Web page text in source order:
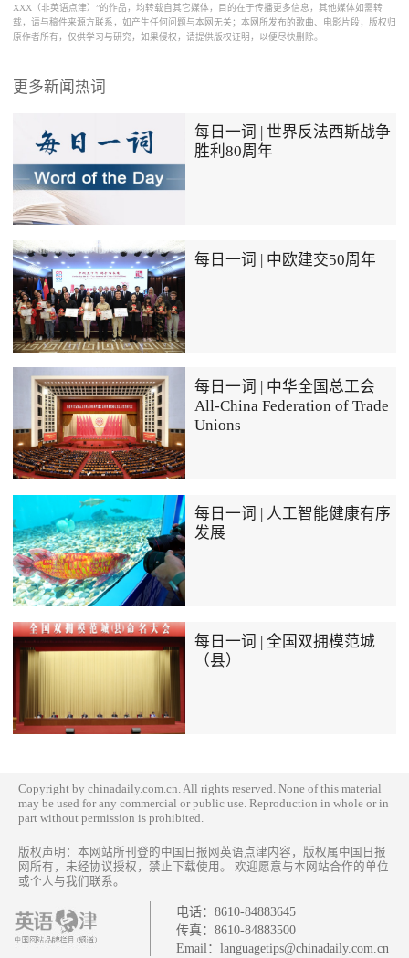
XXX（非英语点津）”的作品，均转载自其它媒体，目的在于传播更多信息，其他媒体如需转
载，请与稿件来源方联系，如产生任何问题与本网无关；本网所发布的歌曲、电影片段，版权归
原作者所有，仅供学习与研究，如果侵权，请提供版权证明，以便尽快删除。
更多新闻热词
每日一词 | 世界反法西斯战争
胜利80周年
每日一词 | 中欧建交50周年
每日一词 | 中华全国总工会
All-China Federation of Trade
Unions
每日一词 | 人工智能健康有序
发展
每日一词 | 全国双拥模范城
（县）
Copyright by chinadaily.com.cn. All rights reserved. None of this material
may be used for any commercial or public use. Reproduction in whole or in
part without permission is prohibited.
版权声明：本网站所刊登的中国日报网英语点津内容，版权属中国日报
网所有，未经协议授权，禁止下载使用。 欢迎愿意与本网站合作的单位
或个人与我们联系。
电话： 8610-84883645
传真： 8610-84883500
Email： languagetips@chinadaily.com.cn